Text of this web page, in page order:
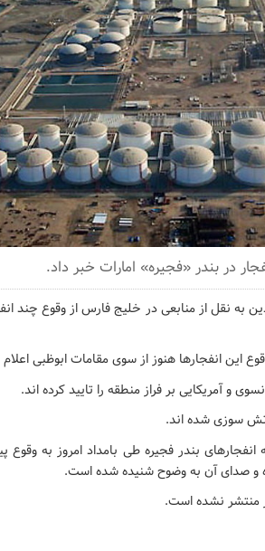
در بندر «فجیره» امارات خبر داد.
به نقل از منابعی در خلیج فارس از وقوع چند
این انفجارها هنوز از سوی مقامات ابوظبی
و آمریکایی بر فراز منطقه را تایید کرده اند.
انفجارهای بندر فجیره طی بامداد امروز به
و صدای آن به وضوح شنیده شده است.
منتشر نشده است.